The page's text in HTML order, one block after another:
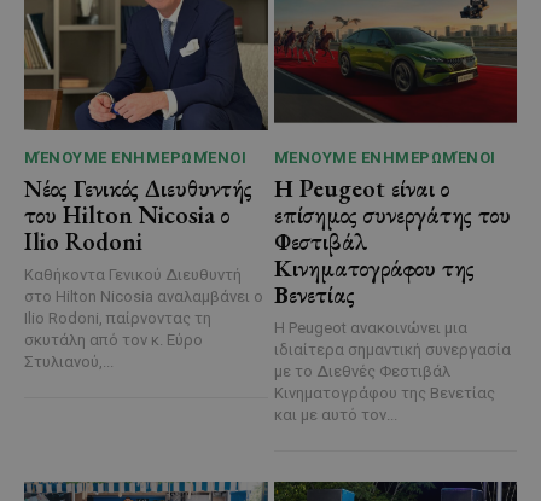
ΜΈΝΟΥΜΕ ΕΝΗΜΕΡΩΜΈΝΟΙ
Νέος Γενικός Διευθυντής
του Hilton Nicosia ο
Ilio Rodoni
Καθήκοντα Γενικού Διευθυντή
στο Hilton Nicosia αναλαμβάνει ο
Ilio Rodoni, παίρνοντας τη
σκυτάλη από τον κ. Εύρο
Στυλιανού,...
ΜΈΝΟΥΜΕ ΕΝΗΜΕΡΩΜΈΝΟΙ
Η Peugeot είναι ο
επίσημος συνεργάτης του
Φεστιβάλ
Κινηματογράφου της
Βενετίας
Η Peugeot ανακοινώνει μια
ιδιαίτερα σημαντική συνεργασία
με το Διεθνές Φεστιβάλ
Κινηματογράφου της Βενετίας
και με αυτό τον...